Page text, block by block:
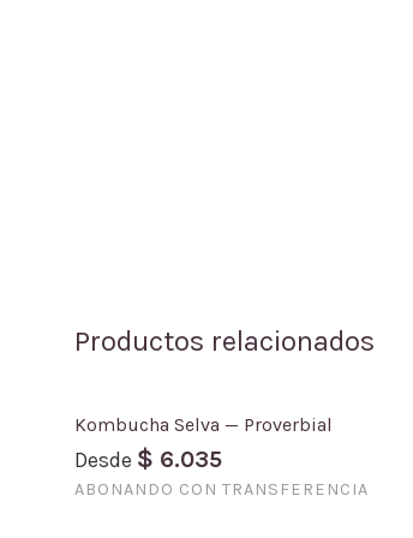
Productos relacionados
Kombucha Selva — Proverbial
Desde $ 6.035
ABONANDO CON TRANSFERENCIA